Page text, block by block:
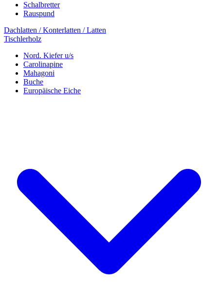
Schalbretter
Rauspund
Dachlatten / Konterlatten / Latten
Tischlerholz
Nord. Kiefer u/s
Carolinapine
Mahagoni
Buche
Europäische Eiche